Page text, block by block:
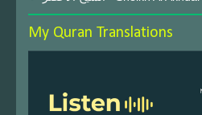
My Quran Translations